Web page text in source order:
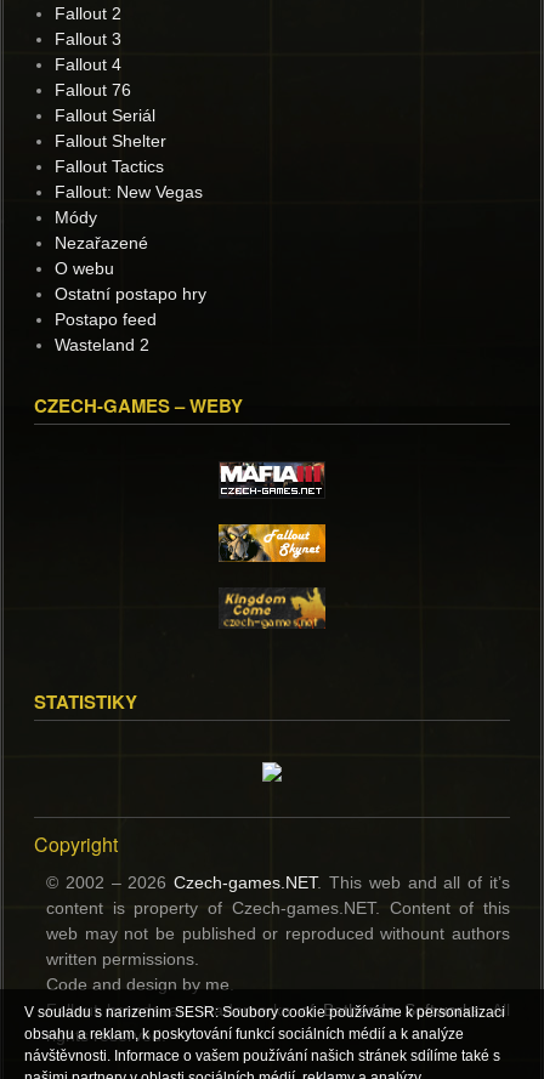
Fallout 2
Fallout 3
Fallout 4
Fallout 76
Fallout Seriál
Fallout Shelter
Fallout Tactics
Fallout: New Vegas
Módy
Nezařazené
O webu
Ostatní postapo hry
Postapo feed
Wasteland 2
CZECH-GAMES – WEBY
STATISTIKY
Copyright
© 2002 – 2026Czech-games.NET. This web and all of it’s
content is property of Czech-games.NET. Content of this
web may not be published or reproduced withount authors
written permissions.
Code and design by me.
Fallout brands are trademerks ofBethesda Softworks. All
rights reserved.
V souladu s narizenim SESR: Soubory cookie používáme k personalizaci
obsahu a reklam, k poskytování funkcí sociálních médií a k analýze
návštěvnosti. Informace o vašem používání našich stránek sdílíme také s